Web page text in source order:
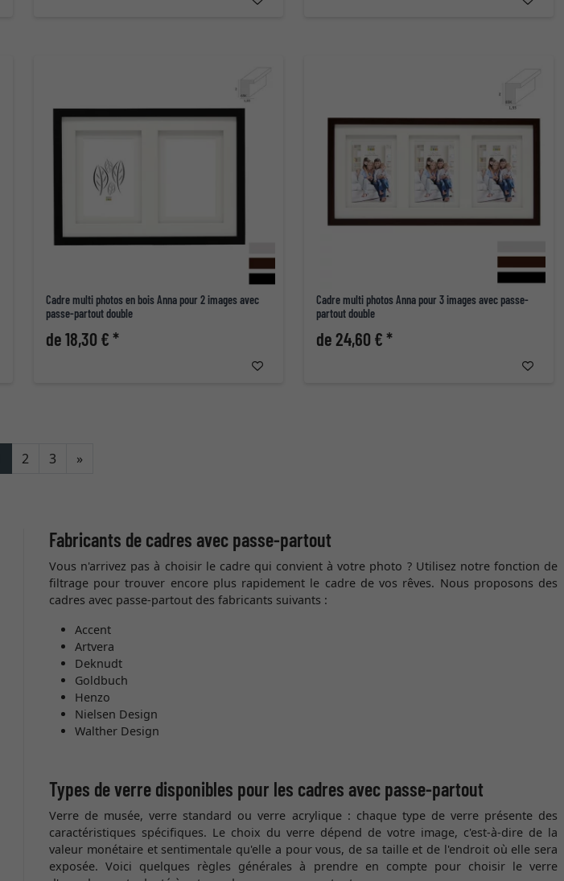
Cadre multi photos en bois Anna pour 2 images avec
passe-partout double
de 18,30 € *
Cadre multi photos Anna pour 3 images avec passe-
partout double
de 24,60 € *
2 3 »Continuer
Fabricants de cadres avec passe-partout
Vous n'arrivez pas à choisir le cadre qui convient à votre photo ? Utilisez notre fonction de
filtrage pour trouver encore plus rapidement le cadre de vos rêves. Nous proposons des
cadres avec passe-partout des fabricants suivants :
Accent
Artvera
Deknudt
Goldbuch
Henzo
Nielsen Design
Walther Design
Types de verre disponibles pour les cadres avec passe-partout
Verre de musée, verre standard ou verre acrylique : chaque type de verre présente des
caractéristiques spécifiques. Le choix du verre dépend de votre image, c'est-à-dire de la
valeur monétaire et sentimentale qu'elle a pour vous, de sa taille et de l'endroit où elle sera
exposée. Voici quelques règles générales à prendre en compte pour choisir le verre